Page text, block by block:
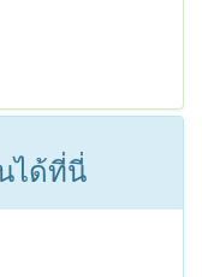
ได้ที่นี่